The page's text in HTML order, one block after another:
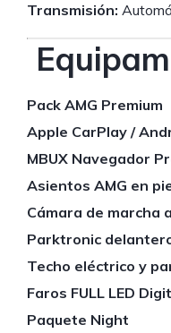
Transmisión:
Pack AMG Premium
Apple CarPlay /
MBUX Navegador
Asientos AMG en
Cámara de marcha
Parktronic
Techo eléctrico y
Faros FULL LED
Paquete Night